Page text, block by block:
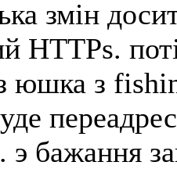
змін
HTTPs.
юшка з
э бажання